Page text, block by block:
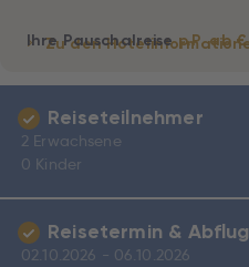
Zu den
Ihre Pauschalreisep.P. ab
Reiseteilnehmer
2 Erwachsene
0 Kinder
Reisetermin &
02.10.2026 - 06.10.2026